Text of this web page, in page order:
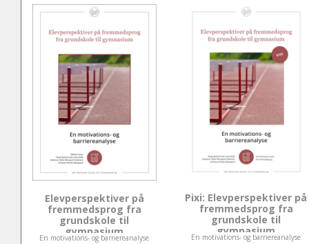
Elevperspektiver på
fremmedsprog fra
grundskole til
gymnasium
En motivations- og barriereanalyse
Pixi: Elevperspektiver på
fremmedsprog fra
grundskole til
gymnasium
En motivations- og barriereanalyse